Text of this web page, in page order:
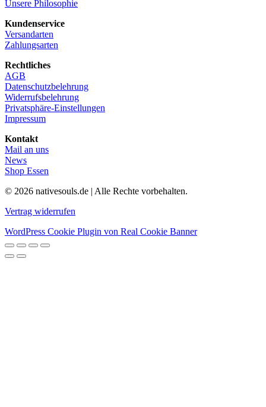
Unsere Philosophie
Kundenservice
Versandarten
Zahlungsarten
Rechtliches
AGB
Datenschutzbelehrung
Widerrufsbelehrung
Privatsphäre-Einstellungen
Impressum
Kontakt
Mail an uns
News
Shop Essen
© 2026 nativesouls.de | Alle Rechte vorbehalten.
Vertrag widerrufen
WordPress Cookie Plugin von Real Cookie Banner